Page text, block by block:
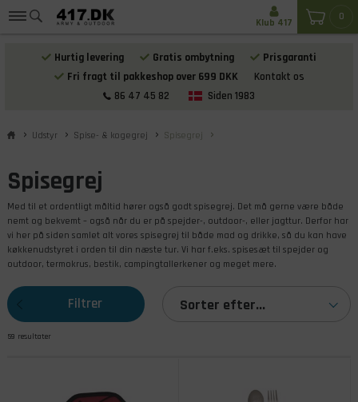
Hurtig levering Gratis ombytning
Prisgaranti
Fri fragt til pakkeshop over 699 DKK
Kontakt os
86 47 45 82
Siden 1983
0
Klub 417
Udstyr Spise- & kogegrej Spisegrej
Spisegrej
Med til et ordentligt måltid hører også godt spisegrej. Det må gerne være både
nemt og bekvemt – også når du er på spejder-, outdoor-, eller jagttur. Derfor har
vi her på siden samlet alt vores spisegrej til både mad og drikke, så du kan have
køkkenudstyret i orden til din næste tur. Vi har f.eks. spisesæt til spejder og
outdoor, termokrus, bestik, campingtallerkener og meget mere.
Filtrer
produkterne
Sorter efter...
59 resultater